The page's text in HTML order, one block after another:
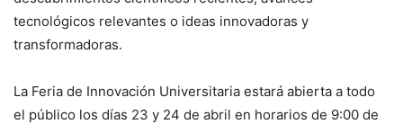
tecnológicos relevantes o ideas innovadoras y
transformadoras.
La Feria de Innovación Universitaria estará abierta a todo
el público los días 23 y 24 de abril en horarios de 9:00 de